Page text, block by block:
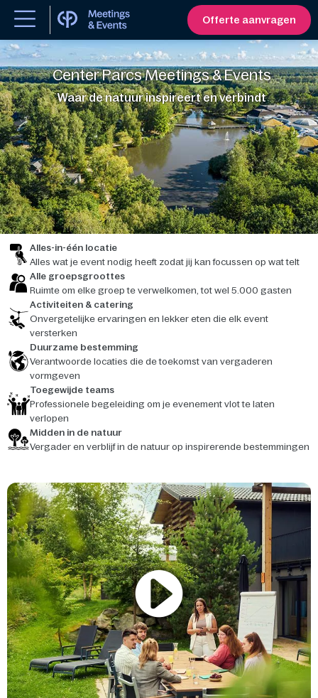
Offerte aanvragen
Center Parcs Meetings & Events
Waar de natuur inspireert en verbindt
Alles-in-één locatie
Alles wat je event nodig heeft zodat jij kan focussen op wat telt
Alle groepsgroottes
Ruimte om elke groep te verwelkomen, tot wel 5.000 gasten
Activiteiten & catering
Onvergetelijke ervaringen en lekker eten die elk event
versterken
Duurzame bestemming
Verantwoorde locaties die de toekomst van vergaderen
vormgeven
Toegewijde teams
Professionele begeleiding om je evenement vlot te laten
verlopen
Midden in de natuur
Vergader en verblijf in de natuur op inspirerende bestemmingen